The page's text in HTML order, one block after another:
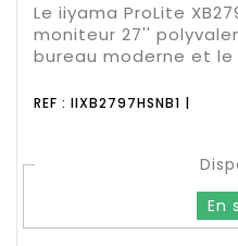
Le iiyama ProLite
moniteur 27''
bureau moderne et le
REF : IIXB2797HSNB1 |
En